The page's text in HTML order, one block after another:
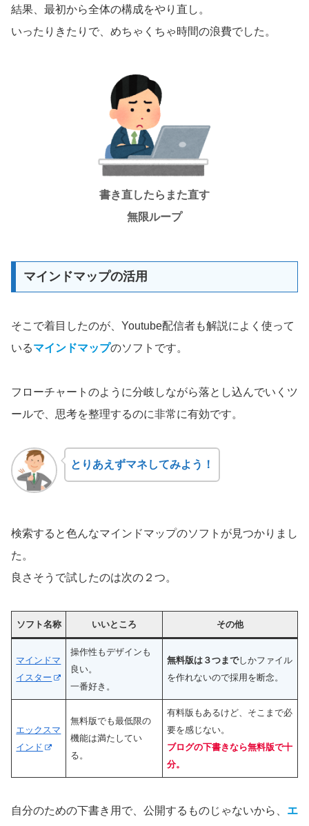
結果、最初から全体の構成をやり直し。
いったりきたりで、めちゃくちゃ時間の浪費でした。
書き直したらまた直す
無限ループ
マインドマップの活用
そこで着目したのが、Youtube配信者も解説によく使って
いるマインドマップのソフトです。
フローチャートのように分岐しながら落とし込んでいくツ
ールで、思考を整理するのに非常に有効です。
とりあえずマネしてみよう！
検索すると色んなマインドマップのソフトが見つかりまし
た。
良さそうで試したのは次の２つ。
ソフト名称 いいところ その他
マインドマ
イスター
操作性もデザインも
良い。
一番好き。
無料版は３つまでしかファイル
を作れないので採用を断念。
エックスマ
インド
無料版でも最低限の
機能は満たしてい
る。
有料版もあるけど、そこまで必
要を感じない。
ブログの下書きなら無料版で十
分。
自分のための下書き用で、公開するものじゃないから、 エ